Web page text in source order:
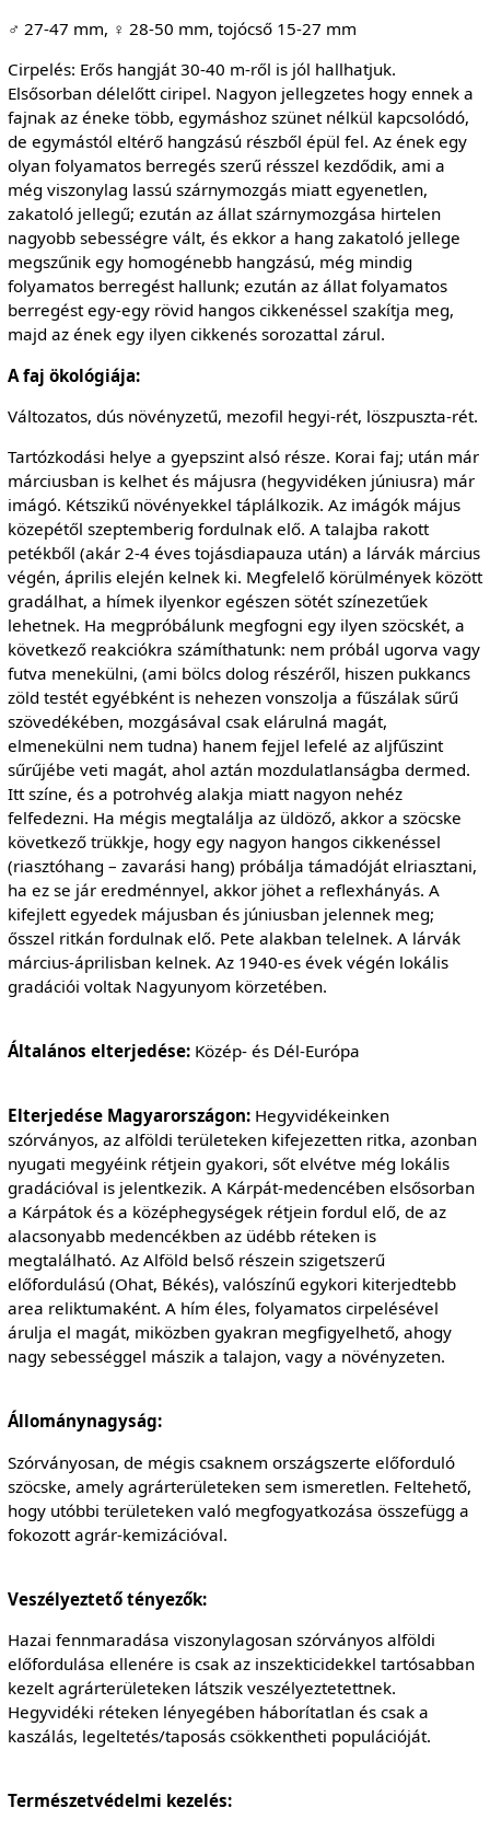
♂ 27-47 mm, ♀ 28-50 mm, tojócső 15-27 mm
Cirpelés: Erős hangját 30-40 m-ről is jól hallhatjuk.
Elsősorban délelőtt ciripel. Nagyon jellegzetes hogy ennek a
fajnak az éneke több, egymáshoz szünet nélkül kapcsolódó,
de egymástól eltérő hangzású részből épül fel. Az ének egy
olyan folyamatos berregés szerű résszel kezdődik, ami a
még viszonylag lassú szárnymozgás miatt egyenetlen,
zakatoló jellegű; ezután az állat szárnymozgása hirtelen
nagyobb sebességre vált, és ekkor a hang zakatoló jellege
megszűnik egy homogénebb hangzású, még mindig
folyamatos berregést hallunk; ezután az állat folyamatos
berregést egy-egy rövid hangos cikkenéssel szakítja meg,
majd az ének egy ilyen cikkenés sorozattal zárul.
A faj ökológiája:
Változatos, dús növényzetű, mezofil hegyi-rét, löszpuszta-rét.
Tartózkodási helye a gyepszint alsó része. Korai faj; után már
márciusban is kelhet és májusra (hegyvidéken júniusra) már
imágó. Kétszikű növényekkel táplálkozik. Az imágók május
közepétől szeptemberig fordulnak elő. A talajba rakott
petékből (akár 2-4 éves tojásdiapauza után) a lárvák március
végén, április elején kelnek ki. Megfelelő körülmények között
gradálhat, a hímek ilyenkor egészen sötét színezetűek
lehetnek. Ha megpróbálunk megfogni egy ilyen szöcskét, a
következő reakciókra számíthatunk: nem próbál ugorva vagy
futva menekülni, (ami bölcs dolog részéről, hiszen pukkancs
zöld testét egyébként is nehezen vonszolja a fűszálak sűrű
szövedékében, mozgásával csak elárulná magát,
elmenekülni nem tudna) hanem fejjel lefelé az aljfűszint
sűrűjébe veti magát, ahol aztán mozdulatlanságba dermed.
Itt színe, és a potrohvég alakja miatt nagyon nehéz
felfedezni. Ha mégis megtalálja az üldöző, akkor a szöcske
következő trükkje, hogy egy nagyon hangos cikkenéssel
(riasztóhang – zavarási hang) próbálja támadóját elriasztani,
ha ez se jár eredménnyel, akkor jöhet a reflexhányás. A
kifejlett egyedek májusban és júniusban jelennek meg;
ősszel ritkán fordulnak elő. Pete alakban telelnek. A lárvák
március-áprilisban kelnek. Az 1940-es évek végén lokális
gradációi voltak Nagyunyom körzetében.
Általános elterjedése: Közép- és Dél-Európa
Elterjedése Magyarországon:Hegyvidékeinken
szórványos, az alföldi területeken kifejezetten ritka, azonban
nyugati megyéink rétjein gyakori, sőt elvétve még lokális
gradációval is jelentkezik. A Kárpát-medencében elsősorban
a Kárpátok és a középhegységek rétjein fordul elő, de az
alacsonyabb medencékben az üdébb réteken is
megtalálható. Az Alföld belső részein szigetszerű
előfordulású (Ohat, Békés), valószínű egykori kiterjedtebb
area reliktumaként. A hím éles, folyamatos cirpelésével
árulja el magát, miközben gyakran megfigyelhető, ahogy
nagy sebességgel mászik a talajon, vagy a növényzeten.
Állománynagyság:
Szórványosan, de mégis csaknem országszerte előforduló
szöcske, amely agrárterületeken sem ismeretlen. Feltehető,
hogy utóbbi területeken való megfogyatkozása összefügg a
fokozott agrár-kemizációval.
Veszélyeztető tényezők:
Hazai fennmaradása viszonylagosan szórványos alföldi
előfordulása ellenére is csak az inszekticidekkel tartósabban
kezelt agrárterületeken látszik veszélyeztetettnek.
Hegyvidéki réteken lényegében háborítatlan és csak a
kaszálás, legeltetés/taposás csökkentheti populációját.
Természetvédelmi kezelés: